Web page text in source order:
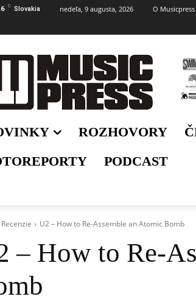
C Slovakia nedeľa, 9 augusta, 2026 O Musicpress
ROZHOVORY
PODCAST
Recenzie U2 – How to Re-Assemble an Atomic Bomb
– How to Re-